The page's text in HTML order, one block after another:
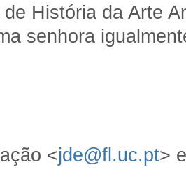
História da Arte
senhora
<jde@fl.uc.pt>